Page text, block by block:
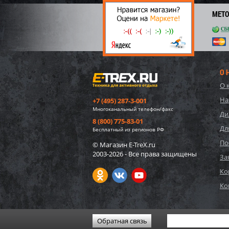
30
2
+7 (495) 287-3-001
Многоканальный телефон/факс
8 (800) 775-83-01
Бесплатный из регионов РФ
© Магазин E-TreX.ru
2003-2026 - Все права защищены
О
О
Обратная связь